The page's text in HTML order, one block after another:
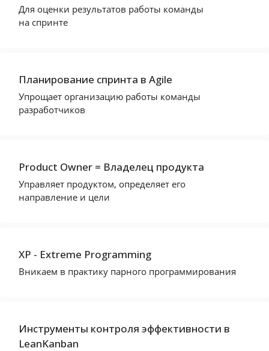
Для оценки результатов работы команды
на спринте
Планирование спринта в Agile
Упрощает организацию работы команды
разработчиков
Product Owner = Владелец продукта
Управляет продуктом, определяет его
направление и цели
XP - Extreme Programming
Вникаем в практику парного программирования
Инструменты контроля эффективности в
LeanKanban